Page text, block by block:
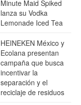
Minute Maid Spiked
lanza su Vodka
Lemonade Iced Tea
HEINEKEN México y
Ecolana presentan
campaña que busca
incentivar la
separación y el
reciclaje de residuos